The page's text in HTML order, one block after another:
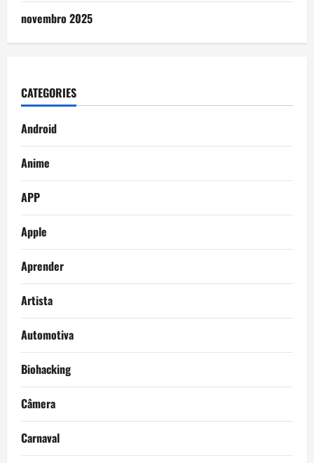
novembro 2025
CATEGORIES
Android
Anime
APP
Apple
Aprender
Artista
Automotiva
Biohacking
Câmera
Carnaval